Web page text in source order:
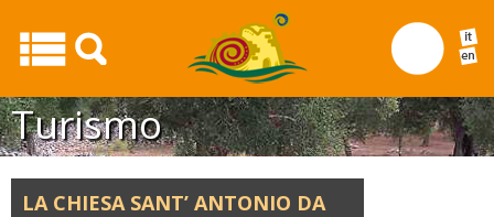
Turismo
LA CHIESA SANT’ ANTONIO DA